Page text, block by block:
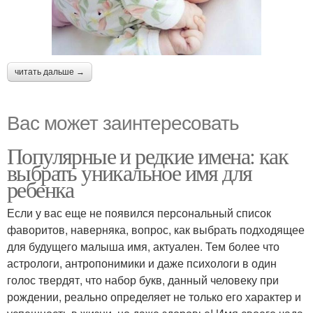
читать дальше →
Вас может заинтересовать
Популярные и редкие имена: как
выбрать уникальное имя для
ребенка
Если у вас еще не появился персональный список
фаворитов, наверняка, вопрос, как выбрать подходящее
для будущего малыша имя, актуален. Тем более что
астрологи, антропонимики и даже психологи в один
голос твердят, что набор букв, данный человеку при
рождении, реально определяет не только его характер и